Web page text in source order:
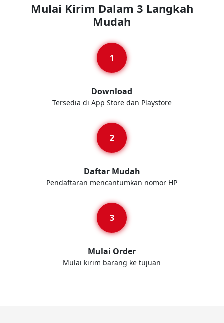
Mulai Kirim Dalam 3 Langkah
Mudah
Download
Tersedia di App Store dan Playstore
Daftar Mudah
Pendaftaran mencantumkan nomor HP
Mulai Order
Mulai kirim barang ke tujuan